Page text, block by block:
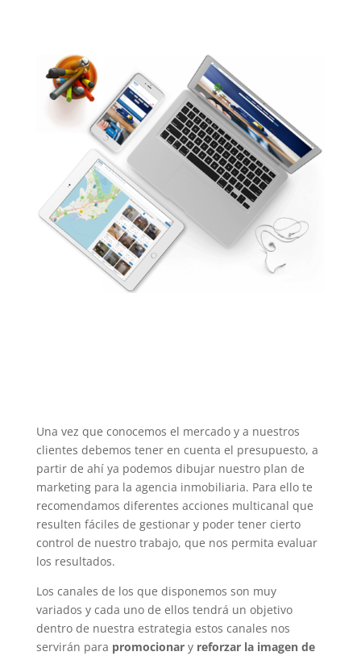
Una vez que conocemos el mercado y a nuestros
clientes debemos tener en cuenta el presupuesto, a
partir de ahí ya podemos dibujar nuestro plan de
marketing para la agencia inmobiliaria. Para ello te
recomendamos diferentes acciones multicanal que
resulten fáciles de gestionar y poder tener cierto
control de nuestro trabajo, que nos permita evaluar
los resultados.
Los canales de los que disponemos son muy
variados y cada uno de ellos tendrá un objetivo
dentro de nuestra estrategia estos canales nos
servirán para promocionar y reforzar la imagen de